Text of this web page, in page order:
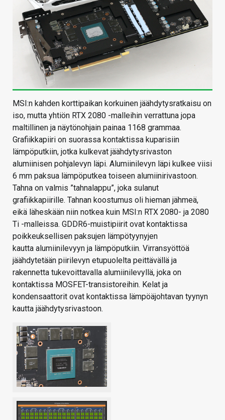
MSI:n kahden korttipaikan korkuinen jäähdytysratkaisu on
iso, mutta yhtiön RTX 2080 -malleihin verrattuna jopa
maltillinen ja näytönohjain painaa 1168 grammaa.
Grafiikkapiiri on suorassa kontaktissa kuparisiin
lämpöputkiin, jotka kulkevat jäähdytysrivaston
alumiinisen pohjalevyn läpi. Alumiinilevyn läpi kulkee viisi
6 mm paksua lämpöputkea toiseen alumiinirivastoon.
Tahna on valmis ”tahnalappu”, joka sulanut
grafiikkapiirille. Tahnan koostumus oli hieman jähmeä,
eikä läheskään niin notkea kuin MSI:n RTX 2080- ja 2080
Ti -malleissa. GDDR6-muistipiirit ovat kontaktissa
poikkeuksellisen paksujen lämpötyynyjen
kautta alumiinilevyyn ja lämpöputkiin. Virransyöttöä
jäähdytetään piirilevyn etupuolelta peittävällä ja
rakennetta tukevoittavalla alumiinilevyllä, joka on
kontaktissa MOSFET-transistoreihin. Kelat ja
kondensaattorit ovat kontaktissa lämpöäjohtavan tyynyn
kautta jäähdytysrivastoon.